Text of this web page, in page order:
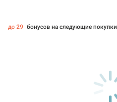
до 29 бонусов на следующие покупки